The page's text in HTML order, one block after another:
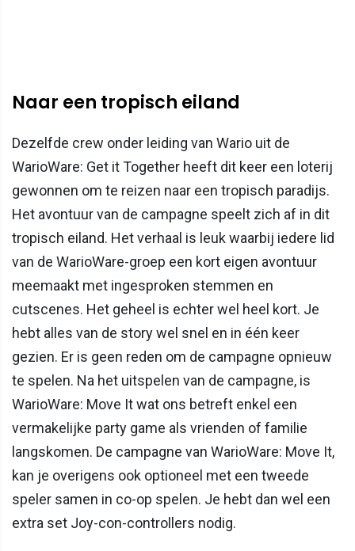
Naar een tropisch eiland
Dezelfde crew onder leiding van Wario uit de
WarioWare: Get it Together heeft dit keer een loterij
gewonnen om te reizen naar een tropisch paradijs.
Het avontuur van de campagne speelt zich af in dit
tropisch eiland. Het verhaal is leuk waarbij iedere lid
van de WarioWare-groep een kort eigen avontuur
meemaakt met ingesproken stemmen en
cutscenes. Het geheel is echter wel heel kort. Je
hebt alles van de story wel snel en in één keer
gezien. Er is geen reden om de campagne opnieuw
te spelen. Na het uitspelen van de campagne, is
WarioWare: Move It wat ons betreft enkel een
vermakelijke party game als vrienden of familie
langskomen. De campagne van WarioWare: Move It,
kan je overigens ook optioneel met een tweede
speler samen in co-op spelen. Je hebt dan wel een
extra set Joy-con-controllers nodig.